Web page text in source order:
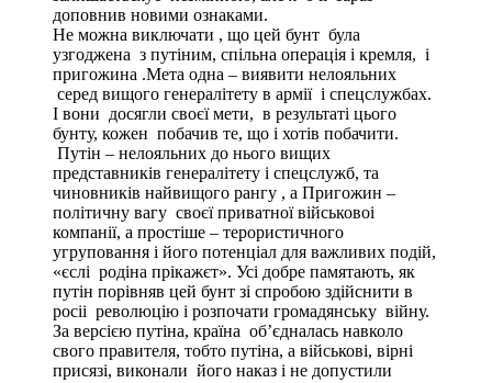
доповнив новими ознаками.
Не можна виключати , що цей бунт була
узгоджена з путіним, спільна операція і кремля, і
пригожина .Мета одна – виявити нелояльних
серед вищого генералітету в армії і спецслужбах.
І вони досягли своєї мети, в результаті цього
бунту, кожен побачив те, що і хотів побачити.
Путін – нелояльних до нього вищих
представників генералітету і спецслужб, та
чиновників найвищого рангу , а Пригожин –
політичну вагу своєї приватної військовоі
компанії, а простіше – терористичного
угруповання і його потенціал для важливих подій,
«єслі родіна прікажєт». Усі добре памятають, як
путін порівняв цей бунт зі спробою здійснити в
росіі революцію і розпочати громадянську війну.
За версією путіна, країна об’єдналась навколо
свого правителя, тобто путіна, а військові, вірні
присязі, виконали його наказ і не допустили